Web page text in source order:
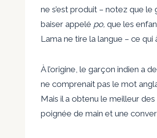
ne s’est produit – notez que
baiser appelé po, que les
Lama ne tire la langue – ce qui
À l’origine, le garçon indien a
ne comprenait pas le mot
Mais il a obtenu le meilleur
poignée de main et une